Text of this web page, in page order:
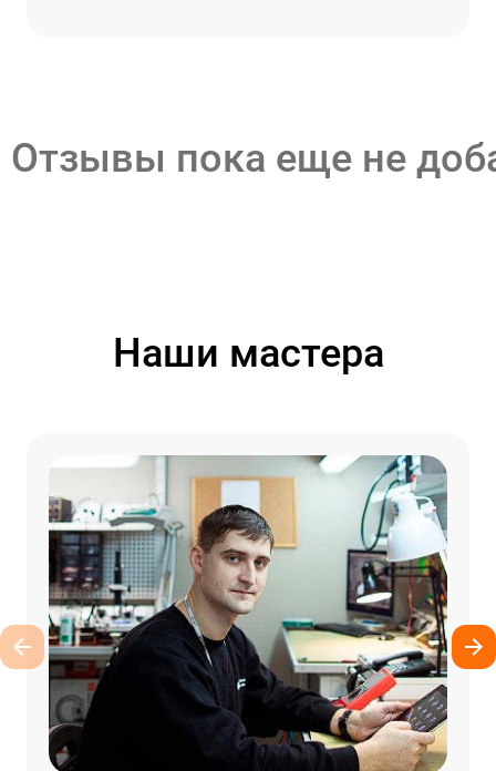
Отзывы пока еще не
Наши мастера